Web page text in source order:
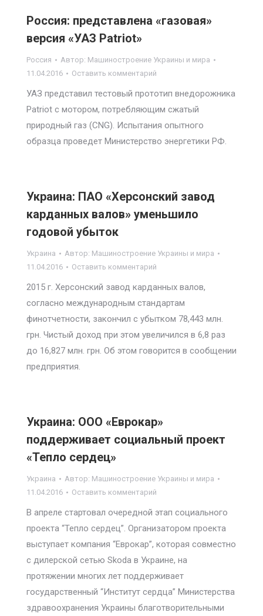
Россия: представлена «газовая»
версия «УАЗ Patriot»
Россия Автор: Машиностроение Украины и мира
11.04.2016
Оставить комментарий
УАЗ представил тестовый прототип внедорожника
Patriot с мотором, потребляющим сжатый
природный газ (CNG). Испытания опытного
образца проведет Министерство энергетики РФ.
Украина: ПАО «Херсонский завод
карданных валов» уменьшило
годовой убыток
Украина Автор: Машиностроение Украины и мира
11.04.2016
Оставить комментарий
2015 г. Херсонский завод карданных валов,
согласно международным стандартам
финотчетности, закончил с убытком 78,443 млн.
грн. Чистый доход при этом увеличился в 6,8 раз
до 16,827 млн. грн. Об этом говорится в сообщении
предприятия.
Украина: ООО «Еврокар»
поддерживает социальный проект
«Тепло сердец»
Украина Автор: Машиностроение Украины и мира
11.04.2016
Оставить комментарий
В апреле стартовал очередной этап социального
проекта “Тепло сердец”. Организатором проекта
выступает компания “Еврокар”, которая совместно
с дилерской сетью Skoda в Украине, на
протяжении многих лет поддерживает
государственный “Институт сердца” Министерства
здравоохранения Украины благотворительными